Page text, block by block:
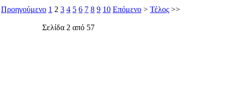
Προηγούμενο 1 2 3 4 5 6 7 8 9 10 Επόμενο > Τέλος >>
Σελίδα 2 από 57